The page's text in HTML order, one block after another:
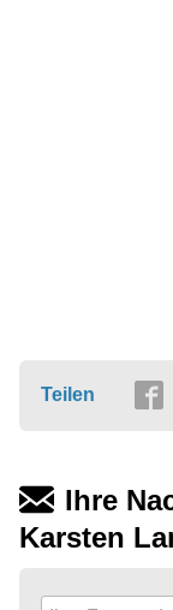
Teilen
Ihre
Karsten